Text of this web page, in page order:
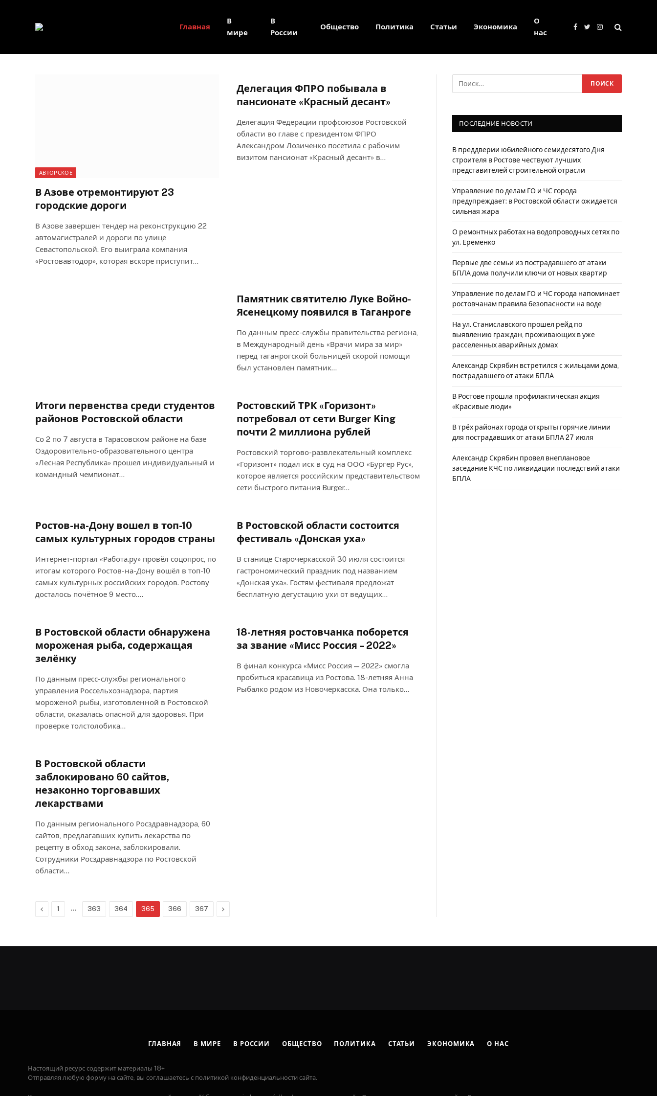
Главная
В
мире
В
России
Общество Политика Статьи Экономика
О
нас
Facebook
TwitterInstagram
АВТОРСКОЕ
В Азове отремонтируют 23
городские дороги
В Азове завершен тендер на реконструкцию 22
автомагистралей и дороги по улице
Севастопольской. Его выиграла компания
«Ростовавтодор», которая вскоре приступит…
Делегация ФПРО побывала в
пансионате «Красный десант»
Делегация Федерации профсоюзов Ростовской
области во главе с президентом ФПРО
Александром Лозиченко посетила с рабочим
визитом пансионат «Красный десант» в…
Памятник святителю Луке Войно-
Ясенецкому появился в Таганроге
По данным пресс-службы правительства региона,
в Международный день «Врачи мира за мир»
перед таганрогской больницей скорой помощи
был установлен памятник…
Итоги первенства среди студентов
районов Ростовской области
Со 2 по 7 августа в Тарасовском районе на базе
Оздоровительно-образовательного центра
«Лесная Республика» прошел индивидуальный и
командный чемпионат…
Ростовский ТРК «Горизонт»
потребовал от сети Burger King
почти 2 миллиона рублей
Ростовский торгово-развлекательный комплекс
«Горизонт» подал иск в суд на ООО «Бургер Рус»,
которое является российским представительством
сети быстрого питания Burger…
Ростов-на-Дону вошел в топ-10
самых культурных городов страны
Интернет-портал «Работа.ру» провёл соцопрос, по
итогам которого Ростов-на-Дону вошёл в топ-10
самых культурных российских городов. Ростову
досталось почётное 9 место.…
В Ростовской области состоится
фестиваль «Донская уха»
В станице Старочеркасской 30 июля состоится
гастрономический праздник под названием
«Донская уха». Гостям фестиваля предложат
бесплатную дегустацию ухи от ведущих…
В Ростовской области обнаружена
мороженая рыба, содержащая
зелёнку
По данным пресс-службы регионального
управления Россельхознадзора, партия
мороженой рыбы, изготовленной в Ростовской
области, оказалась опасной для здоровья. При
проверке толстолобика…
18-летняя ростовчанка поборется
за звание «Мисс Россия – 2022»
В финал конкурса «Мисс Россия — 2022» смогла
пробиться красавица из Ростова. 18-летняя Анна
Рыбалко родом из Новочеркасска. Она только…
В Ростовской области
заблокировано 60 сайтов,
незаконно торговавших
лекарствами
По данным регионального Росздравнадзора, 60
сайтов, предлагавших купить лекарства по
рецепту в обход закона, заблокировали.
Сотрудники Росздравнадзора по Ростовской
области…
Previous
1 … 363 364 365 366 367 Next
ПОСЛЕДНИЕ НОВОСТИ
В преддверии юбилейного семидесятого Дня
строителя в Ростове чествуют лучших
представителей строительной отрасли
Управление по делам ГО и ЧС города
предупреждает: в Ростовской области ожидается
сильная жара
О ремонтных работах на водопроводных сетях по
ул. Еременко
Первые две семьи из пострадавшего от атаки
БПЛА дома получили ключи от новых квартир
Управление по делам ГО и ЧС города напоминает
ростовчанам правила безопасности на воде
На ул. Станиславского прошел рейд по
выявлению граждан, проживающих в уже
расселенных аварийных домах
Александр Скрябин встретился с жильцами дома,
пострадавшего от атаки БПЛА
В Ростове прошла профилактическая акция
«Красивые люди»
В трёх районах города открыты горячие линии
для пострадавших от атаки БПЛА 27 июля
Александр Скрябин провел внеплановое
заседание КЧС по ликвидации последствий атаки
БПЛА
ГЛАВНАЯ В МИРЕ В РОССИИ ОБЩЕСТВО ПОЛИТИКА СТАТЬИ ЭКОНОМИКА О НАС
Настоящий ресурс содержит материалы 18+
Отправляя любую форму на сайте, вы соглашаетесь с политикой конфиденциальности сайта.